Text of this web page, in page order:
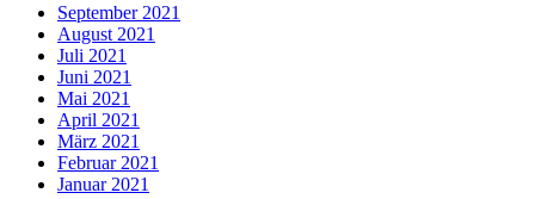
September 2021
August 2021
Juli 2021
Juni 2021
Mai 2021
April 2021
März 2021
Februar 2021
Januar 2021